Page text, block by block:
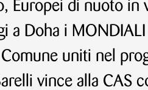
Europei di nuoto in
a Doha i
Comune uniti nel
vince alla CAS